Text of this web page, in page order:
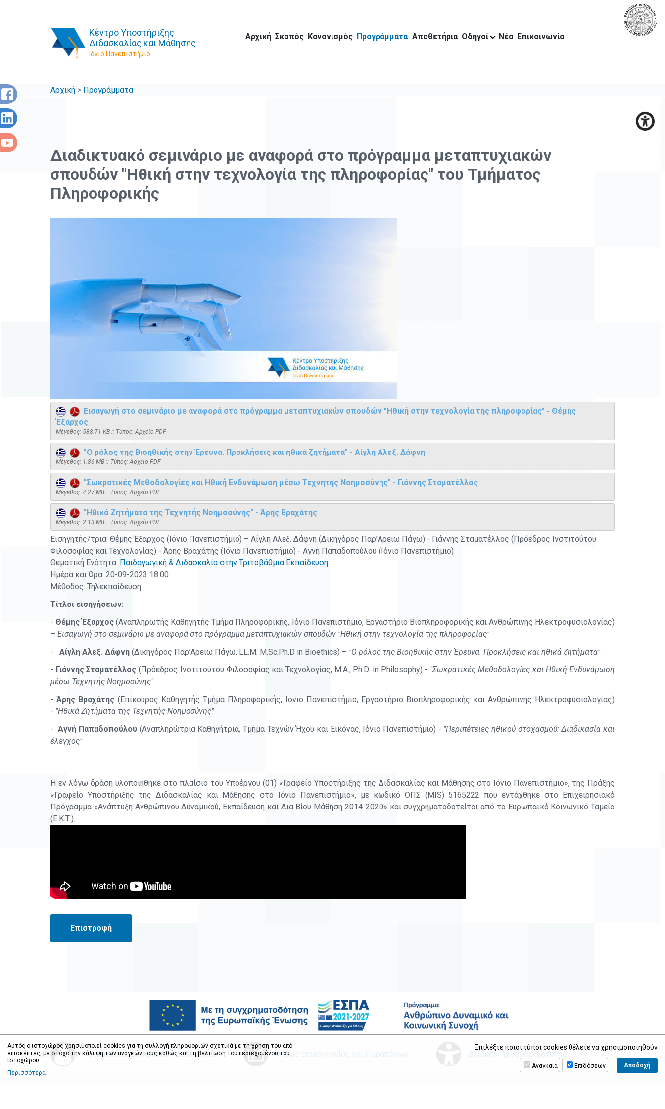
Κέντρο Υποστήριξης
Διδασκαλίας και Μάθησης
Ιόνιο Πανεπιστήμιο
Αρχική Σκοπός Κανονισμός Προγράμματα Αποθετήρια Οδηγοί Νέα Επικοινωνία
Αρχική > Προγράμματα
Διαδικτυακό σεμινάριο με αναφορά στο πρόγραμμα μεταπτυχιακών
σπουδών "Ηθική στην τεχνολογία της πληροφορίας" του Τμήματος
Πληροφορικής
Εισαγωγή στο σεμινάριο με αναφορά στο πρόγραμμα μεταπτυχιακών σπουδών "Ηθική στην τεχνολογία της πληροφορίας" - Θέμης
Έξαρχος
Mέγεθος: 588.71 KB :: Τύπος: Αρχείο PDF
"Ο ρόλος της Βιοηθικής στην Έρευνα. Προκλήσεις και ηθικά ζητήματα" - Αίγλη Αλεξ. Δάφνη
Mέγεθος: 1.86 MB :: Τύπος: Αρχείο PDF
"Σωκρατικές Μεθοδολογίες και Ηθική Ενδυνάμωση μέσω Τεχνητής Νοημοσύνης" - Γιάννης Σταματέλλος
Mέγεθος: 4.27 MB :: Τύπος: Αρχείο PDF
"Ηθικά Ζητήματα της Τεχνητής Νοημοσύνης" - Άρης Βραχάτης
Mέγεθος: 2.13 MB :: Τύπος: Αρχείο PDF
Εισηγητής/τρια: Θέμης Έξαρχος (Ιόνιο Πανεπιστήμιο) – Αίγλη Αλεξ. Δάφνη (Δικηγόρος Παρ’Αρειω Πάγω) - Γιάννης Σταματέλλος (Πρόεδρος Ινστιτούτου
Φιλοσοφίας και Τεχνολογίας) - Άρης Βραχάτης (Ιόνιο Πανεπιστήμιο) - Αγνή Παπαδοπούλου (Ιόνιο Πανεπιστήμιο)
Θεματική Ενότητα: Παιδαγωγική & Διδασκαλία στην Τριτοβάθμια Εκπαίδευση
Ημέρα και Ώρα: 20-09-2023 18:00
Μέθοδος: Τηλεκπαίδευση
Τίτλοι εισηγήσεων:
- Θέμης Έξαρχος (Αναπληρωτής Καθηγητής Τμήμα Πληροφορικής, Ιόνιο Πανεπιστήμιο, Εργαστήριο Βιοπληροφορικής και Ανθρώπινης Ηλεκτροφυσιολογίας)
– Εισαγωγή στο σεμινάριο με αναφορά στο πρόγραμμα μεταπτυχιακών σπουδών "Ηθική στην τεχνολογία της πληροφορίας"
-
Αίγλη Αλεξ. Δάφνη (Δικηγόρος Παρ’Αρειω Πάγω, LL.M, M.Sc,Ph.D in Bioethics) – "Ο ρόλος της Βιοηθικής στην Έρευνα. Προκλήσεις και ηθικά ζητήματα"
- Γιάννης Σταματέλλος(Πρόεδρος Ινστιτούτου Φιλοσοφίας και Τεχνολογίας, Μ.Α., Ph.D. in Philosophy) - "Σωκρατικές Μεθοδολογίες και Ηθική Ενδυνάμωση
μέσω Τεχνητής Νοημοσύνης"
-Άρης Βραχάτης (Επίκουρος Καθηγητής Τμήμα Πληροφορικής, Ιόνιο Πανεπιστήμιο, Εργαστήριο Βιοπληροφορικής και Ανθρώπινης Ηλεκτροφυσιολογίας)
- "Ηθικά Ζητήματα της Τεχνητής Νοημοσύνης"
-Αγνή Παπαδοπούλου (Αναπληρώτρια Καθηγήτρια, Τμήμα Τεχνών Ήχου και Εικόνας, Ιόνιο Πανεπιστήμιο) - "Περιπέτειες ηθικού στοχασμού: Διαδικασία και
έλεγχος"
Η εν λόγω δράση υλοποιήθηκε στο πλαίσιο του Υποέργου (01) «Γραφείο Υποστήριξης της Διδασκαλίας και Μάθησης στο Ιόνιο Πανεπιστήμιο», της Πράξης
«Γραφείο Υποστήριξης της Διδασκαλίας και Μάθησης στο Ιόνιο Πανεπιστήμιο», με κωδικό ΟΠΣ (MIS) 5165222 που εντάχθηκε στο Επιχειρησιακό
Πρόγραμμα «Ανάπτυξη Ανθρώπινου Δυναμικού, Εκπαίδευση και Δια Βίου Μάθηση 2014-2020» και συγχρηματοδοτείται από το Ευρωπαϊκό Κοινωνικό Ταμείο
(Ε.Κ.Τ.).
Επιστροφή
Προστασία Προσωπικών Δεδομένων Φόρμα Επικοινωνίας και Παραπόνων Δήλωση Προσβασιμότητας
Αυτός ο ιστοχώρος χρησιμοποιεί cookies για τη συλλογή πληροφοριών σχετικά με τη χρήση του από
επισκέπτες, με στόχο την κάλυψη των αναγκών τους καθώς και τη βελτίωση του περιεχομένου του
ιστοχώρου.
Περισσότερα
Επιλέξτε ποιοι τύποι cookies θέλετε να χρησιμοποιηθούν
Αναγκαία Επιδόσεων